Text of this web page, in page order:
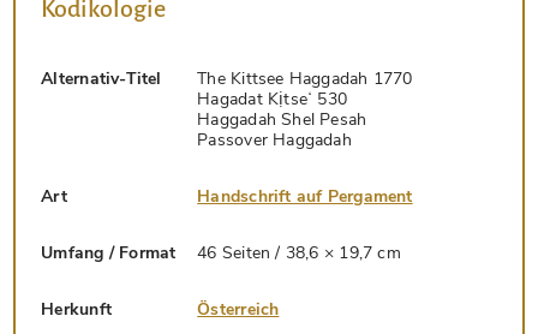
Kodikologie
Alternativ-Titel
The Kittsee Haggadah 1770
Hagadat Kịtseʻ 530
Haggadah Shel Pesah
Passover Haggadah
Art Handschrift auf Pergament
Umfang / Format 46 Seiten / 38,6 × 19,7 cm
Herkunft Österreich